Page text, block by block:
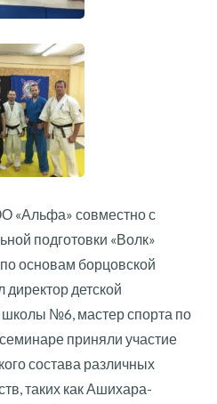
«Альфа» совместно с
подготовки «Волк»
основам борцовской
директор детской
№6, мастер спорта по
приняли участие
состава различных
таких как Ашихара-